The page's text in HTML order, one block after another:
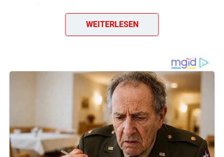
Serbisches Lecso
(Letscho) für den Winter
Geschmackserlebnis im
Lecso, auch bekannt als Letscho, ist ein herzhaftes und
WEITERLESEN